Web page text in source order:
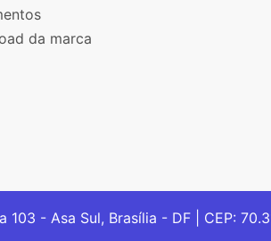
da marca
- Asa Sul, Brasília - DF | CEP: